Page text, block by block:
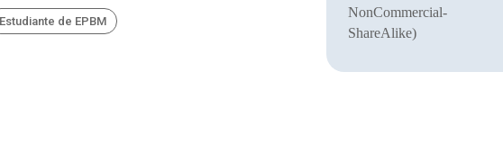
Estudiante de EPBM
NonCommercial-
ShareAlike)